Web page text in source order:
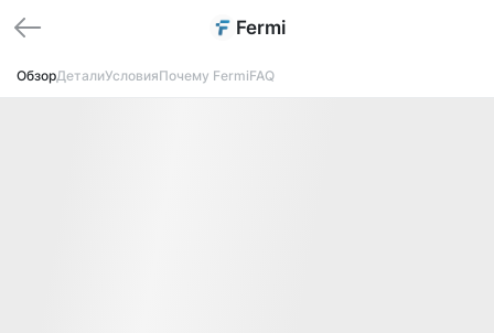
Fermi
ОбзорДеталиУсловияПочему FermiFAQ